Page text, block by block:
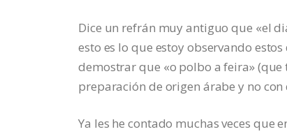
Dice un refrán muy antiguo que «el
esto es lo que estoy observando
demostrar que «o polbo a feira»
preparación de origen árabe y no con
Ya les he contado muchas veces que